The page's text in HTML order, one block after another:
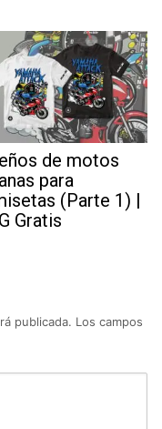
de motos
para
(Parte 1) |
Gratis
publicada. Los campos